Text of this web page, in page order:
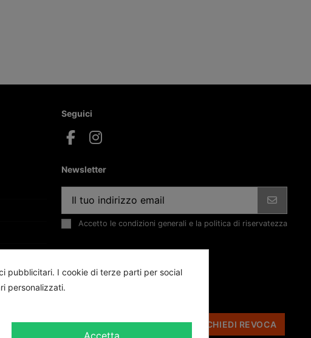
Seguici
Newsletter
Accetto le condizioni generali e la politica di riservatezza
RICHIEDI REVOCA
pubblicitari. I cookie di terze parti per social
personalizzati.
Accetta